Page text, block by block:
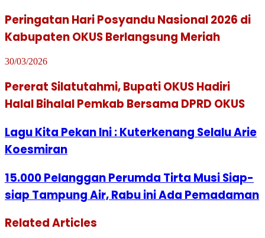
Peringatan Hari Posyandu Nasional 2026 di
Kabupaten OKUS Berlangsung Meriah
30/03/2026
Pererat Silatutahmi, Bupati OKUS Hadiri
Halal Bihalal Pemkab Bersama DPRD OKUS
Lagu Kita Pekan Ini : Kuterkenang Selalu Arie
Koesmiran
15.000 Pelanggan Perumda Tirta Musi Siap-
siap Tampung Air, Rabu ini Ada Pemadaman
Related Articles